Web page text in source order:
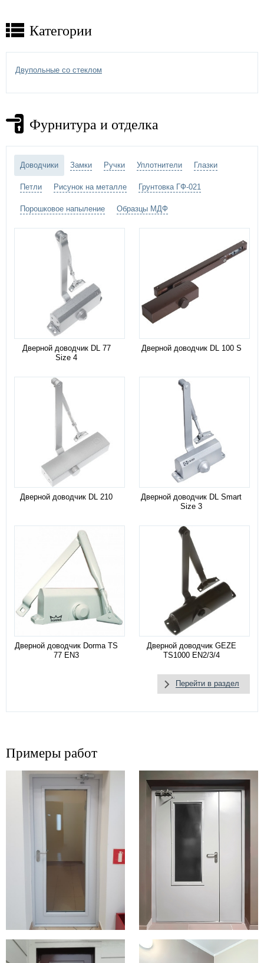
Петли:
противопожарный стеклопакет
(размер на выбор)
Категории
Двупольные со стеклом
Фурнитура и отделка
Доводчики Замки Ручки Уплотнители Глазки
Петли Рисунок на металле Грунтовка ГФ-021
Порошковое напыление Образцы МДФ
Дверной доводчик DL 77
Size 4
Дверной доводчик DL 100 S
Дверной доводчик DL 210
Дверной доводчик DL Smart
Size 3
Дверной доводчик Dorma TS
77 EN3
Дверной доводчик GEZE
TS1000 EN2/3/4
Перейти в раздел
Примеры работ